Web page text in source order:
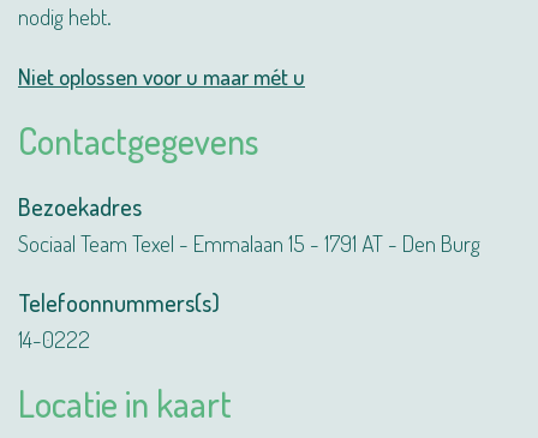
nodig hebt.
Niet oplossen voor u maar mét u
Contactgegevens
Bezoekadres
Sociaal Team Texel - Emmalaan 15 - 1791 AT - Den Burg
Telefoonnummers(s)
14-0222
Locatie in kaart